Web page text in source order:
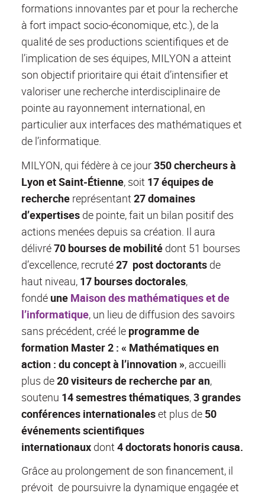
formations innovantes par et pour la recherche
à fort impact socio-économique, etc.), de la
qualité de ses productions scientifiques et de
l’implication de ses équipes, MILYON a atteint
son objectif prioritaire qui était d’intensifier et
valoriser une recherche interdisciplinaire de
pointe au rayonnement international, en
particulier aux interfaces des mathématiques et
de l’informatique.
MILYON, qui fédère à ce jour350 chercheurs à
Lyon et Saint-Étienne, soit 17 équipes de
recherche représentant 27 domaines
d’expertises de pointe, fait un bilan positif des
actions menées depuis sa création. Il aura
délivré70 bourses de mobilité dont 51 bourses
d’excellence, recruté27 post doctorants de
haut niveau, 17 bourses doctorales,
fondé une Maison des mathématiques et de
l’informatique, un lieu de diffusion des savoirs
sans précédent, créé le programme de
formation Master 2 : « Mathématiques en
action : du concept à l’innovation », accueilli
plus de20 visiteurs de recherche par an,
soutenu 14 semestres thématiques,3 grandes
conférences internationaleset plus de 50
événements scientifiques
internationaux dont 4 doctorats honoris causa.
Grâce au prolongement de son financement, il
prévoit de poursuivre la dynamique engagée et